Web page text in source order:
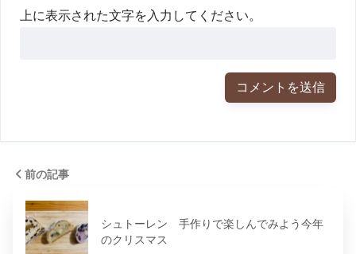
上に表示された文字を入力してください。
前の記事
シュトーレン 手作りで楽しんでみよう今年
のクリスマス